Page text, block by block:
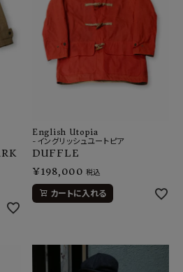
会員登録
English Utopia
-イングリッシュユートピア
DUFFLE
¥198,000 税込
カートに入れる